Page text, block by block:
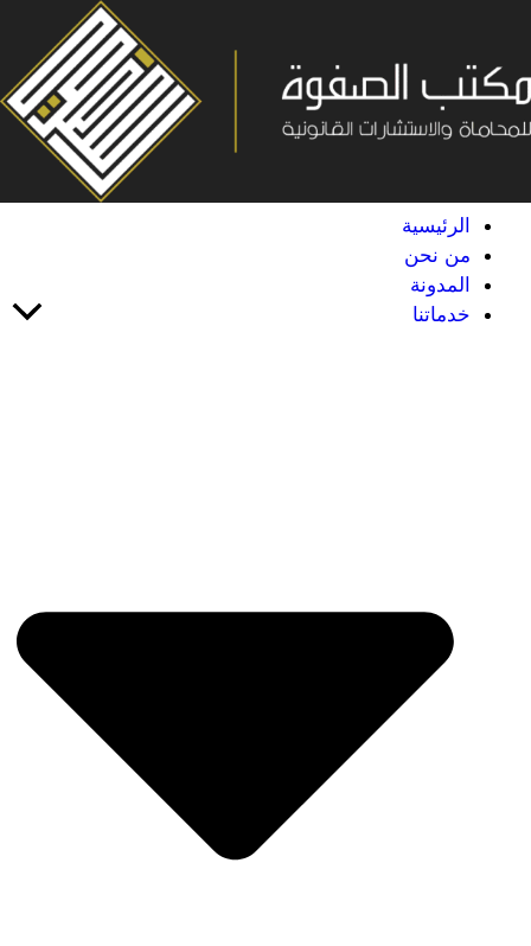
المحتوى
الرئيسية
من نحن
المدونة
خدماتنا